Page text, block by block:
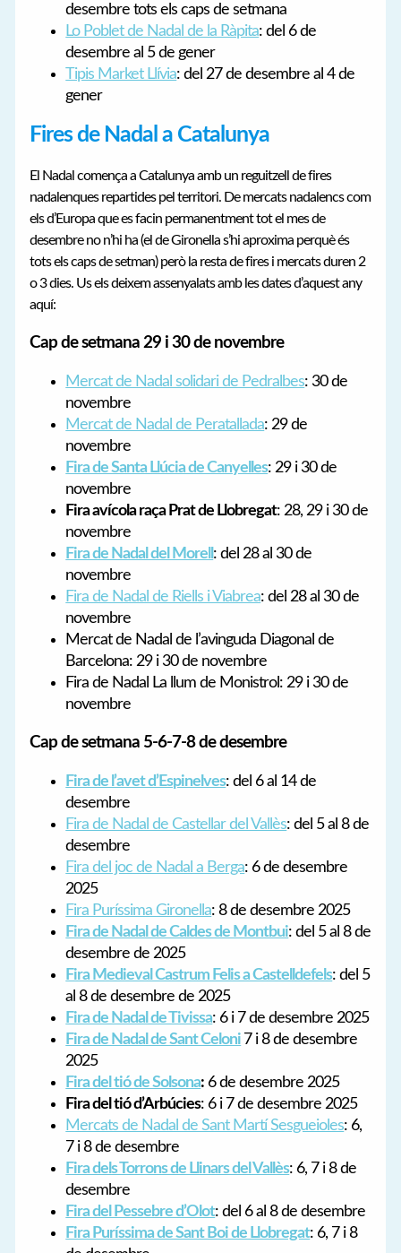
desembre tots els caps de setmana
Lo Poblet de Nadal de la Ràpita: del 6 de
desembre al 5 de gener
Tipis Market Llívia: del 27 de desembre al 4 de
gener
Fires de Nadal a Catalunya
El Nadal comença a Catalunya amb un reguitzell de fires
nadalenques repartides pel territori. De mercats nadalencs com
els d’Europa que es facin permanentment tot el mes de
desembre no n’hi ha (el de Gironella s’hi aproxima perquè és
tots els caps de setman) però la resta de fires i mercats duren 2
o 3 dies. Us els deixem assenyalats amb les dates d’aquest any
aquí:
Cap de setmana 29 i 30 de novembre
Mercat de Nadal solidari de Pedralbes: 30 de
novembre
Mercat de Nadal de Peratallada: 29 de
novembre
Fira de Santa Llúcia de Canyelles: 29 i 30 de
novembre
Fira avícola raça Prat de Llobregat: 28, 29 i 30 de
novembre
Fira de Nadal del Morell : del 28 al 30 de
novembre
Fira de Nadal de Riells i Viabrea: del 28 al 30 de
novembre
Mercat de Nadal de l’avinguda Diagonal de
Barcelona: 29 i 30 de novembre
Fira de Nadal La llum de Monistrol: 29 i 30 de
novembre
Cap de setmana 5-6-7-8 de desembre
Fira de l’avet d’Espinelves: del 6 al 14 de
desembre
Fira de Nadal de Castellar del Vallès: del 5 al 8 de
desembre
Fira del joc de Nadal a Berga: 6 de desembre
2025
Fira Puríssima Gironella: 8 de desembre 2025
Fira de Nadal de Caldes de Montbui: del 5 al 8 de
desembre de 2025
Fira Medieval Castrum Felis a Castelldefels: del 5
al 8 de desembre de 2025
Fira de Nadal de Tivissa: 6 i 7 de desembre 2025
Fira de Nadal de Sant Celoni 7 i 8 de desembre
2025
Fira del tió de Solsona: 6 de desembre 2025
Fira del tió d’Arbúcies: 6 i 7 de desembre 2025
Mercats de Nadal de Sant Martí Sesgueioles: 6,
7 i 8 de desembre
Fira dels Torrons de Llinars del Vallès: 6, 7 i 8 de
desembre
Fira del Pessebre d’Olot: del 6 al 8 de desembre
Fira Puríssima de Sant Boi de Llobregat: 6, 7 i 8